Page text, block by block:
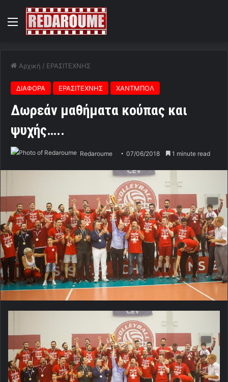
Menu
Αρχική / ΕΡΑΣΙΤΕΧΝΗΣ
ΔΙΑΦΟΡΑ ΕΡΑΣΙΤΕΧΝΗΣ ΧΑΝΤΜΠΟΛ
Δωρεάν μαθήματα κούπας και
ψυχής…..
Redaroume 07/06/2018 1 minute read